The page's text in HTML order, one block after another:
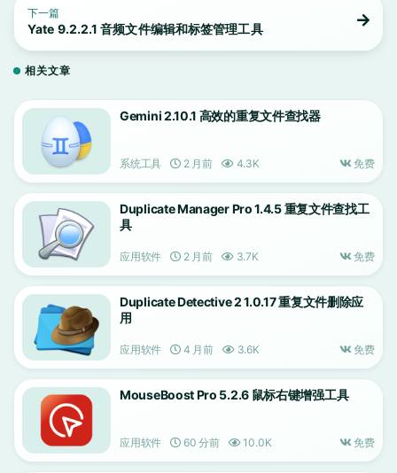
下一篇
Yate 9.2.2.1 音频文件编辑和标签管理工具
相关文章
Gemini 2.10.1 高效的重复文件查找器
系统工具 2 月前 4.3K 免费
Duplicate Manager Pro 1.4.5 重复文件查找工
具
应用软件 2 月前 3.7K 免费
Duplicate Detective 2 1.0.17 重复文件删除应
用
应用软件 4 月前 3.6K 免费
MouseBoost Pro 5.2.6 鼠标右键增强工具
应用软件 60 分前 10.0K 免费